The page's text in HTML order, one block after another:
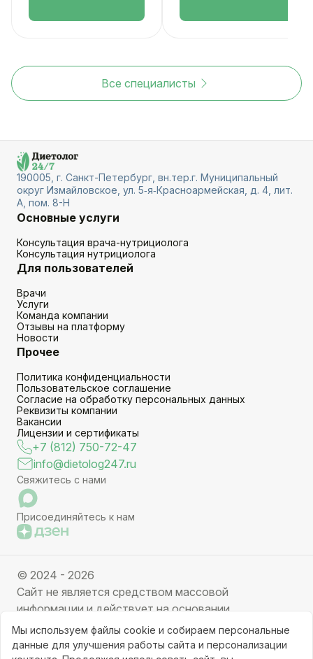
Все специалисты
190005, г. Санкт-Петербург, вн.тер.г. Муниципальный
округ Измайловское, ул. 5‑я‑Красноармейская, д. 4, лит.
А, пом. 8-Н
Основные услуги
Консультация врача-нутрициолога
Консультация нутрициолога
Для пользователей
Врачи
Услуги
Команда компании
Отзывы на платформу
Новости
Прочее
Политика конфиденциальности
Пользовательское соглашение
Согласие на обработку персональных данных
Реквизиты компании
Вакансии
Лицензии и сертификаты
+7 (812) 750-72-47
info@dietolog247.ru
Свяжитесь с нами
Присоединяйтесь к нам
© 2024 - 2026
Сайт не является средством массовой
информации и действует на основании
партнерских услуг. Отправляя заявку вы даете
свое согласие на обработку персональных данных.
Мы используем файлы cookie и собираем персональные
данные для улучшения работы сайта и персонализации